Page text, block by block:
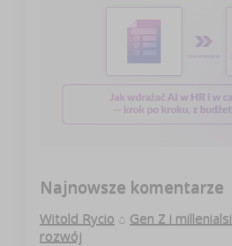
Najnowsze komentarze
Witold Rycio o Gen Z i
rozwój